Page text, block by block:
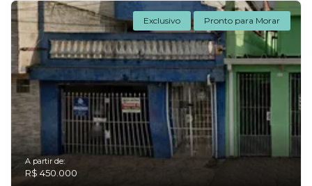
Exclusivo Pronto para Morar
A partir de:
R$ 450.000